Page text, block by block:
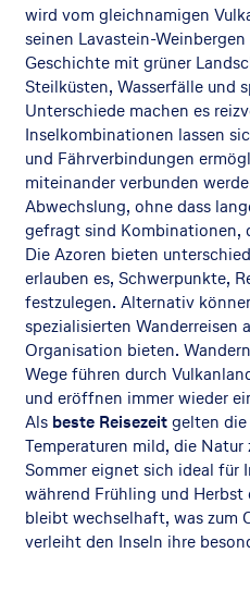
wird vom gleichnamigen
seinen Lavastein-
Geschichte mit grüner
Steilküsten, Wasserfälle und
Unterschiede machen es
Inselkombinationen lassen
und Fährverbindungen
miteinander verbunden
Abwechslung, ohne dass
gefragt sind Kombinationen,
Die Azoren bieten
erlauben es, Schwerpunkte,
festzulegen. Alternativ
spezialisierten
Organisation bieten.
Wege führen durch
und eröffnen immer wieder
Als beste Reisezeitgelten
Temperaturen mild, die
Sommer eignet sich ideal für
während Frühling und Herbst
bleibt wechselhaft, was zum
verleiht den Inseln ihre